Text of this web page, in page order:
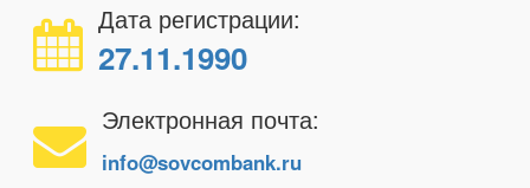
Дата регистрации:
27.11.1990
Электронная почта:
info@sovcombank.ru